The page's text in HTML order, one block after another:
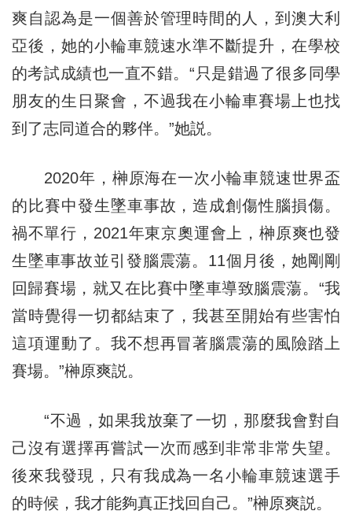
爽自認為是一個善於管理時間的人，到澳大利
亞後，她的小輪車競速水準不斷提升，在學校
的考試成績也一直不錯。“只是錯過了很多同學
朋友的生日聚會，不過我在小輪車賽場上也找
到了志同道合的夥伴。”她説。
2020年，榊原海在一次小輪車競速世界盃
的比賽中發生墜車事故，造成創傷性腦損傷。
禍不單行，2021年東京奧運會上，榊原爽也發
生墜車事故並引發腦震蕩。11個月後，她剛剛
回歸賽場，就又在比賽中墜車導致腦震蕩。“我
當時覺得一切都結束了，我甚至開始有些害怕
這項運動了。我不想再冒著腦震蕩的風險踏上
賽場。”榊原爽説。
“不過，如果我放棄了一切，那麼我會對自
己沒有選擇再嘗試一次而感到非常非常失望。
後來我發現，只有我成為一名小輪車競速選手
的時候，我才能夠真正找回自己。”榊原爽説。